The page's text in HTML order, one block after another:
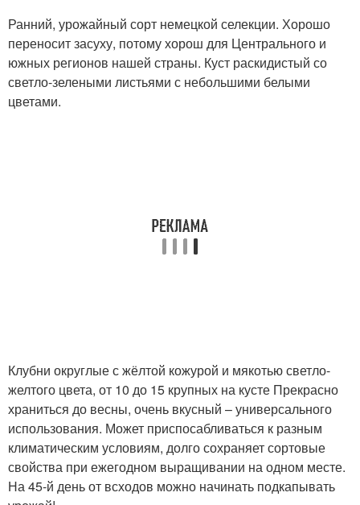
Ранний, урожайный сорт немецкой селекции. Хорошо
переносит засуху, потому хорош для Центрального и
южных регионов нашей страны. Куст раскидистый со
светло-зелеными листьями с небольшими белыми
цветами.
Клубни округлые с жёлтой кожурой и мякотью светло-
желтого цвета, от 10 до 15 крупных на кусте Прекрасно
храниться до весны, очень вкусный – универсального
использования. Может приспосабливаться к разным
климатическим условиям, долго сохраняет сортовые
свойства при ежегодном выращивании на одном месте.
На 45-й день от всходов можно начинать подкапывать